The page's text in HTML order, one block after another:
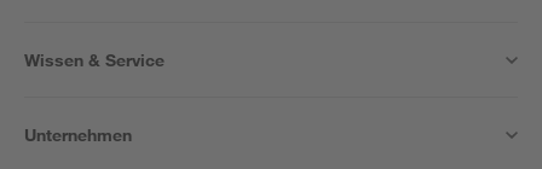
Wissen & Service
Unternehmen